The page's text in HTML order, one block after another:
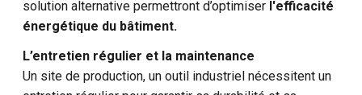
solution alternative permettront d’optimiser l'efficacité
énergétique du bâtiment.
L’entretien régulier et la maintenance
Un site de production, un outil industriel nécessitent un